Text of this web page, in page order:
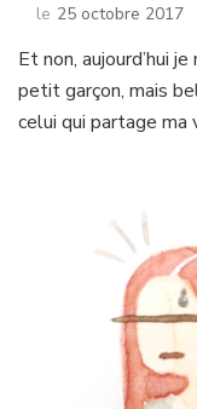
le 25 octobre 2017
Et non, aujourd’hui
petit garçon, mais
celui qui partage